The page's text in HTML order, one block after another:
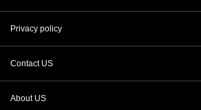
Privacy policy
Contact US
About US